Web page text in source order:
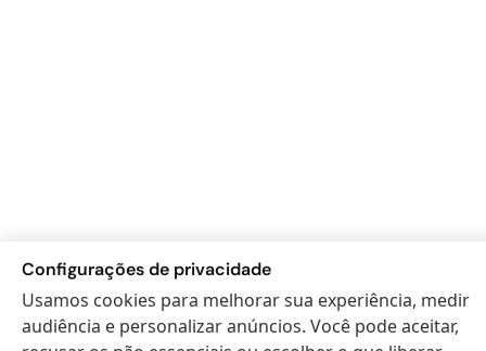
Configurações de privacidade
Usamos cookies para melhorar sua experiência, medir
audiência e personalizar anúncios. Você pode aceitar,